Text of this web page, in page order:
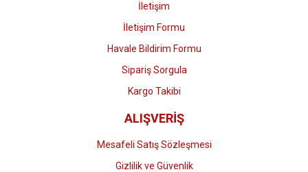
İletişim
İletişim Formu
Havale Bildirim Formu
Sipariş Sorgula
Kargo Takibi
ALIŞVERİŞ
Mesafeli Satış Sözleşmesi
Gizlilik ve Güvenlik